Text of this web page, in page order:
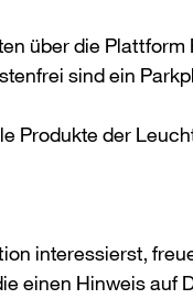
über die Plattform
sind ein
Produkte der
interessierst,
einen Hinweis auf